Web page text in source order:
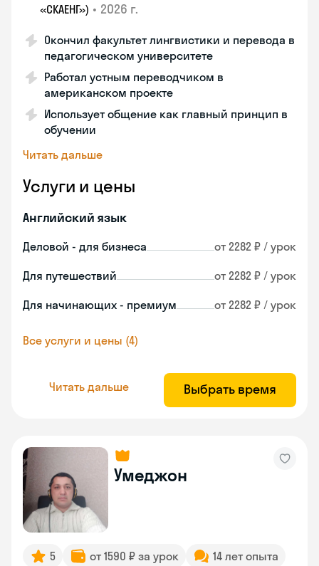
«СКАЕНГ») • 2026 г.
Окончил факультет лингвистики и перевода в
педагогическом университете
Работал устным переводчиком в
американском проекте
Использует общение как главный принцип в
обучении
Читать дальше
Услуги и цены
Английский язык
Деловой - для бизнеса от 2282 ₽ / урок
Для путешествий от 2282 ₽ / урок
Для начинающих - премиум от 2282 ₽ / урок
Все услуги и цены (4)
Читать дальше Выбрать время
Умеджон
5 от 1590 ₽ за урок
14 лет опыта